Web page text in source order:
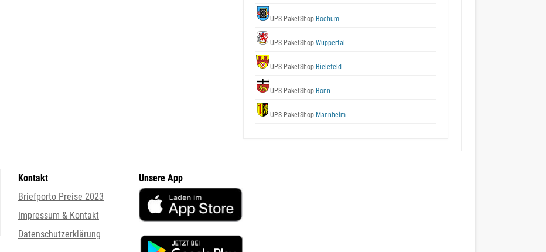
UPS PaketShop Bochum
UPS PaketShop Wuppertal
UPS PaketShop Bielefeld
UPS PaketShop Bonn
UPS PaketShop Mannheim
Kontakt
Briefporto Preise 2023
Impressum & Kontakt
Datenschutzerklärung
Unsere App